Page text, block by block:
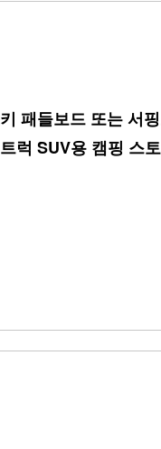
패들보드 또는 서
럭 SUV용 캠핑 스